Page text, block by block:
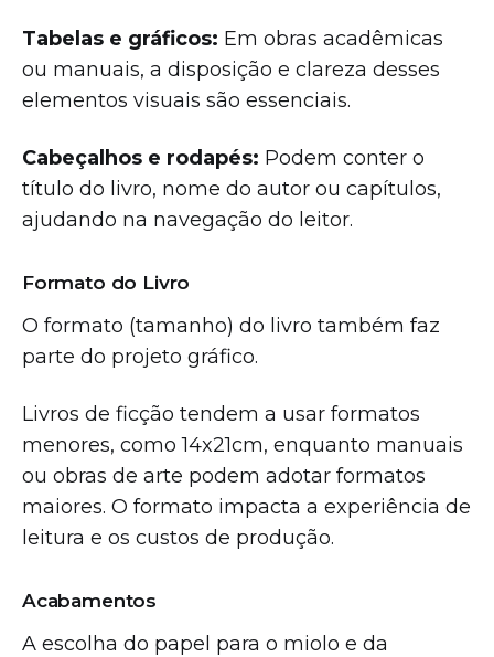
Tabelas e gráficos: Em obras acadêmicas
ou manuais, a disposição e clareza desses
elementos visuais são essenciais.
Cabeçalhos e rodapés: Podem conter o
título do livro, nome do autor ou capítulos,
ajudando na navegação do leitor.
Formato do Livro
O formato (tamanho) do livro também faz
parte do projeto gráfico.
Livros de ficção tendem a usar formatos
menores, como 14x21cm, enquanto manuais
ou obras de arte podem adotar formatos
maiores. O formato impacta a experiência de
leitura e os custos de produção.
Acabamentos
A escolha do papel para o miolo e da